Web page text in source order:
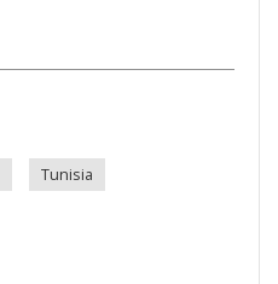
Tunisia